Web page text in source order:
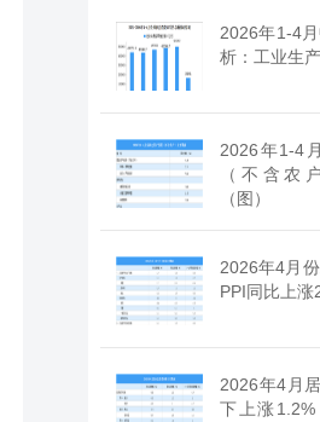
2026年1-4
析：工业生
2026年1-4
（不含农
（图）
2026年4月
PPI同比上涨
2026年4月
下上涨